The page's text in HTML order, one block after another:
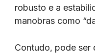
robusto e a
manobras como
Contudo, pode ser